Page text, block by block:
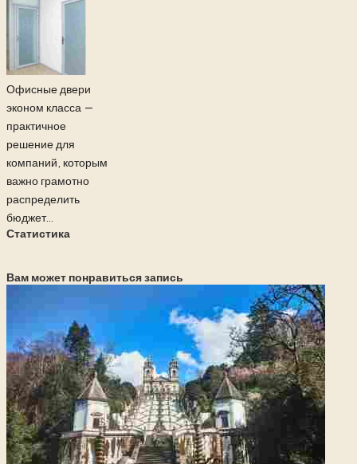
Офисные двери
эконом класса —
практичное
решение для
компаний, которым
важно грамотно
распределить
бюджет...
Статистика
Вам может понравиться запись